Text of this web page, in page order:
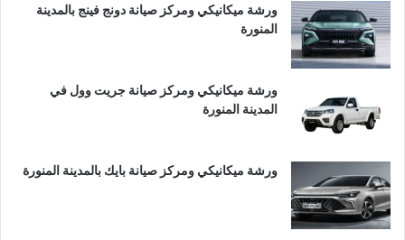
ورشة ميكانيكي ومركز صيانة دونج فينج بالمدينة
المنورة
ورشة ميكانيكي ومركز صيانة جريت وول في
المدينة المنورة
ورشة ميكانيكي ومركز صيانة بايك بالمدينة المنورة